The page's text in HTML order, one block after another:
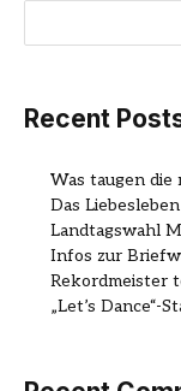
Recent
Was taugen die
Das
Landtagswahl
Infos zur
Rekordmeister
„Let’s